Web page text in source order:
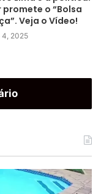
o “Bolsa
Veja o Vídeo!
4, 2025